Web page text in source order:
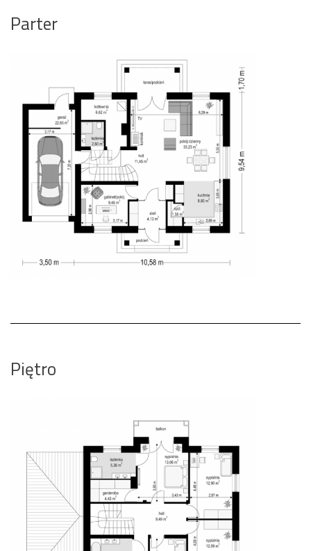
Parter
Piętro